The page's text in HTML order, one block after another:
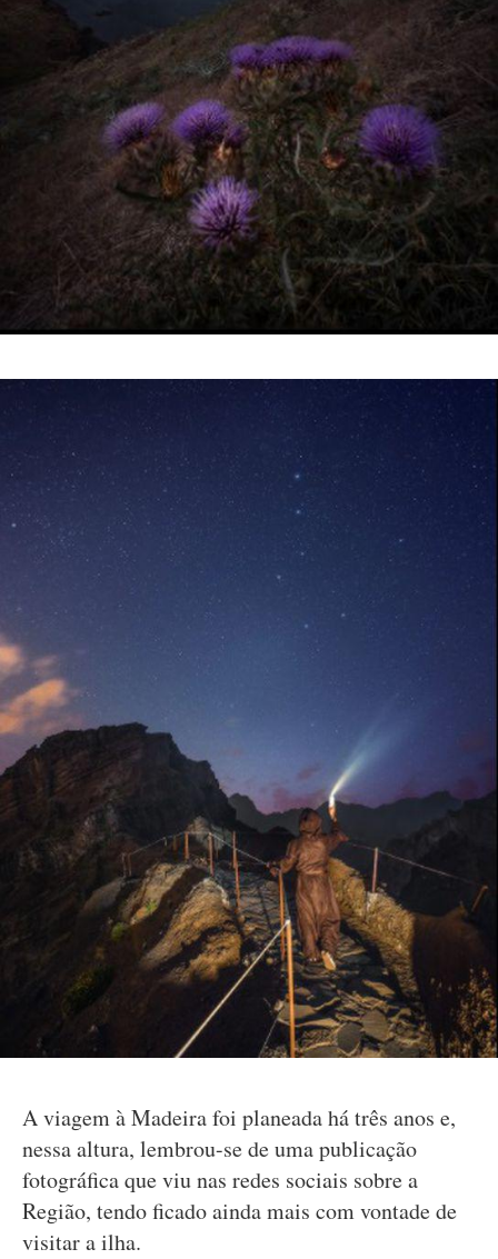
A viagem à Madeira foi planeada há três anos e,
nessa altura, lembrou-se de uma publicação
fotográfica que viu nas redes sociais sobre a
Região, tendo ficado ainda mais com vontade de
visitar a ilha.